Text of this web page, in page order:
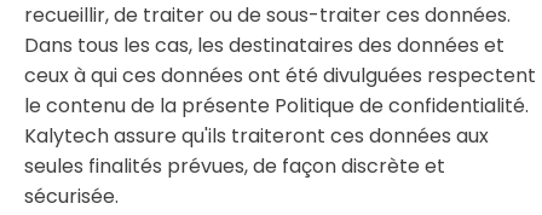
recueillir, de traiter ou de sous-traiter ces données.
Dans tous les cas, les destinataires des données et
ceux à qui ces données ont été divulguées respectent
le contenu de la présente Politique de confidentialité.
Kalytech assure qu'ils traiteront ces données aux
seules finalités prévues, de façon discrète et
sécurisée.